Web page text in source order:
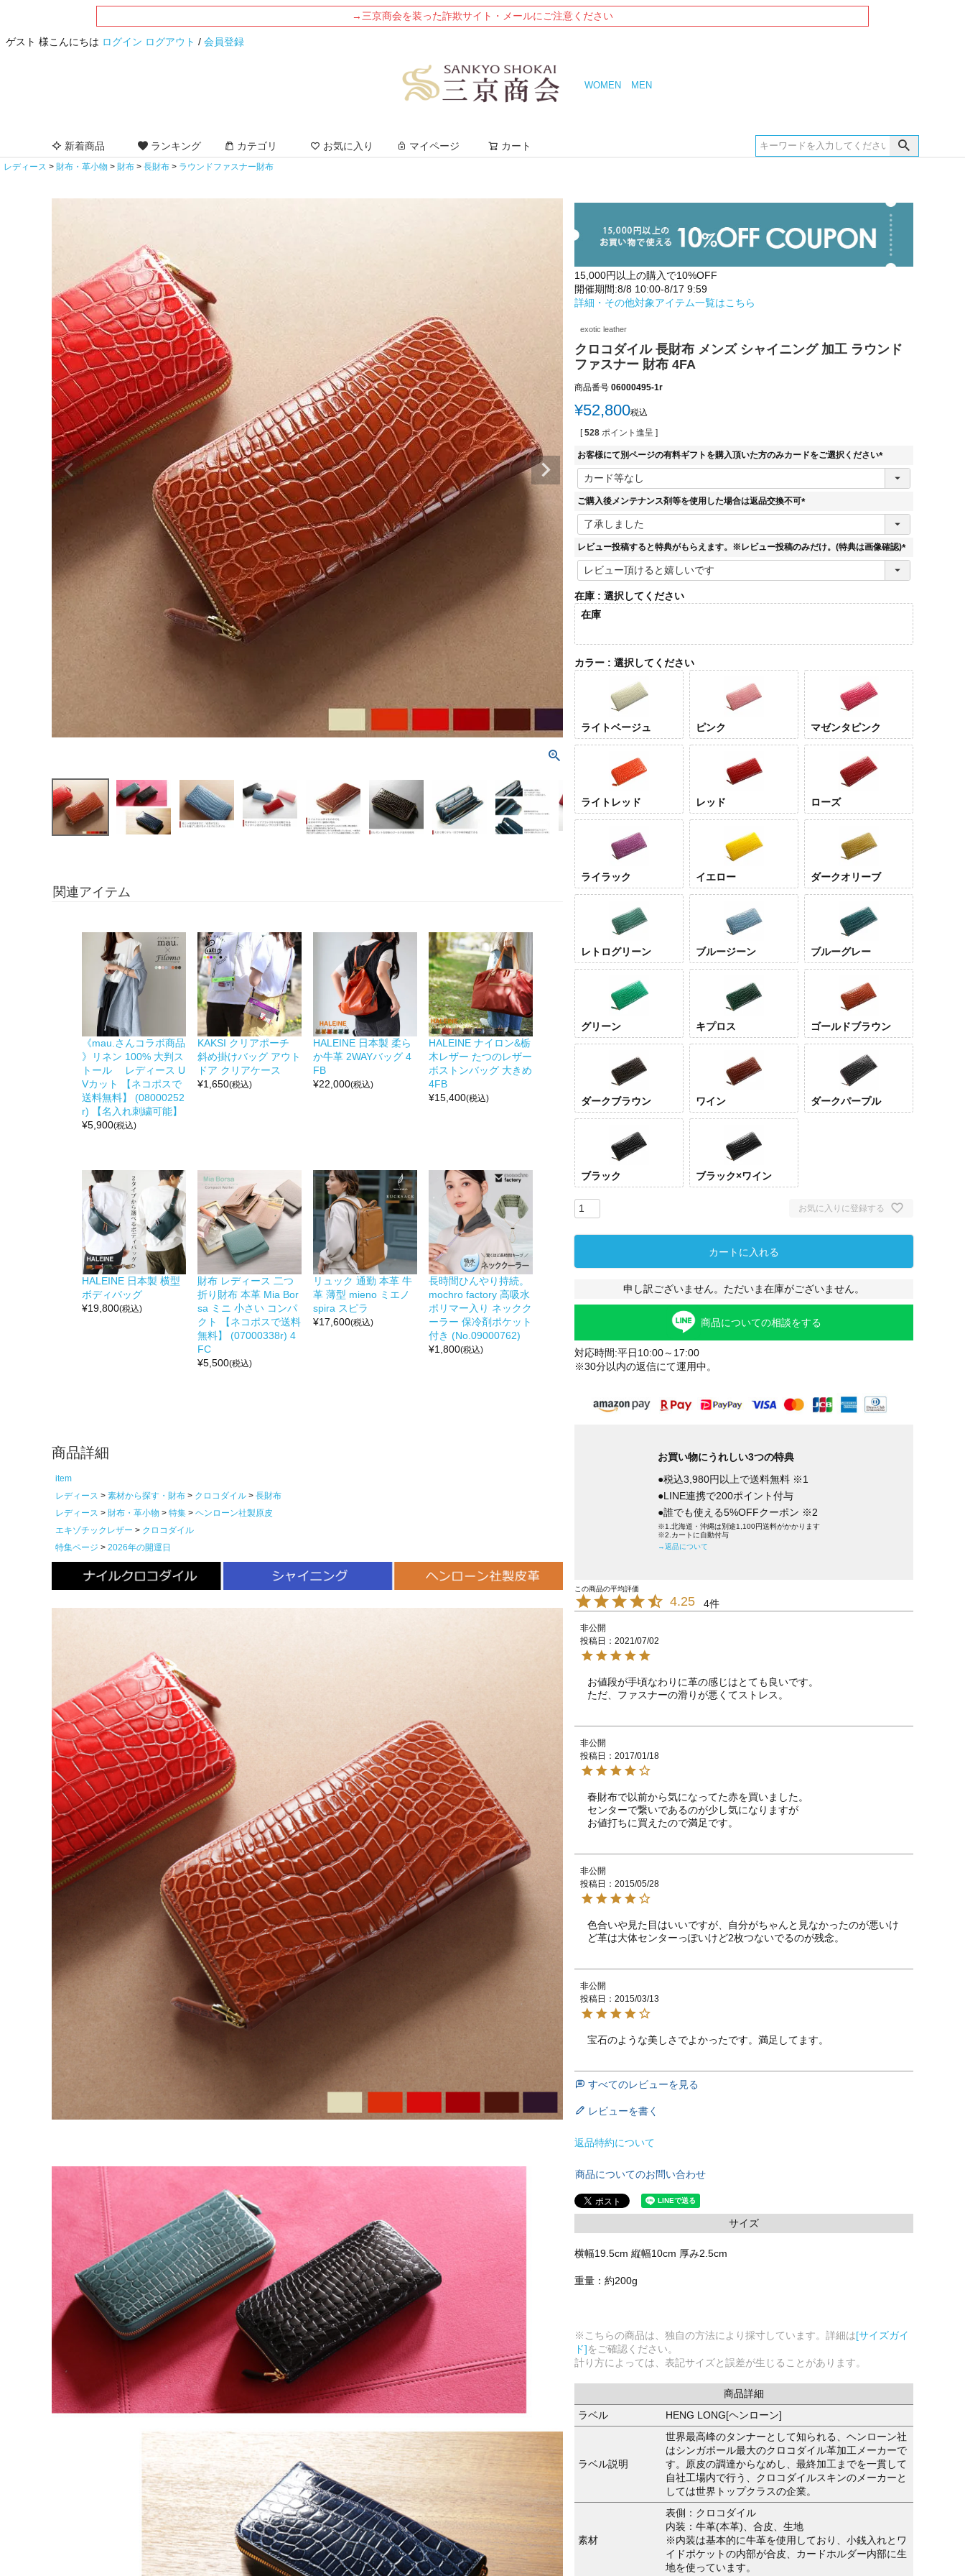
→三京商会を装った詐欺サイト・メールにご注意ください
ゲスト 様こんにちは ログイン ログアウト / 会員登録
WOMEN MEN
新着商品 ランキング カテゴリ お気に入り マイページ カート
レディース 財布・革小物 財布 長財布 ラウンドファスナー財布
関連アイテム
《mau.さんコラボ商品
》リネン 100% 大判ス
トール レディース U
Vカット 【ネコポスで
送料無料】 (08000252
r) 【名入れ刺繍可能】
¥5,900(税込)
KAKSI クリアポーチ
斜め掛けバッグ アウト
ドア クリアケース
¥1,650(税込)
HALEINE 日本製 柔ら
か牛革 2WAYバッグ 4
FB
¥22,000(税込)
HALEINE ナイロン&栃
木レザー たつのレザー
ボストンバッグ 大きめ
4FB
¥15,400(税込)
HALEINE 日本製 横型
ボディバッグ
¥19,800(税込)
財布 レディース 二つ
折り財布 本革 Mia Bor
sa ミニ 小さい コンパ
クト 【ネコポスで送料
無料】 (07000338r) 4
FC
¥5,500(税込)
リュック 通勤 本革 牛
革 薄型 mieno ミエノ
spira スピラ
¥17,600(税込)
長時間ひんやり持続。
mochro factory 高吸水
ポリマー入り ネックク
ーラー 保冷剤ポケット
付き (No.09000762)
¥1,800(税込)
商品詳細
item
レディース
素材から探す・財布 クロコダイル
長財布
レディース
財布・革小物 特集
ヘンローン社製原皮
エキゾチックレザー
クロコダイル
特集ページ
2026年の開運日
15,000円以上の購入で10%OFF
開催期間:8/8 10:00-8/17 9:59
詳細・その他対象アイテム一覧はこちら
exotic leather
クロコダイル 長財布 メンズ シャイニング 加工 ラウンド
ファスナー 財布 4FA
商品番号 06000495-1r
¥52,800税込
[ 528 ポイント進呈 ]
お客様にて別ページの有料ギフトを購入頂いた方のみカードをご選択ください
(
ご購入後メンテナンス剤等を使用した場合は返品交換不可
(
須
レビュー投稿すると特典がもらえます。※レビュー投稿のみだけ。(特典は画像確認)
(
)
在庫
選択してください
在庫
カラー 選択してください
ライトベージュ ピンク マゼンタピンク
ライトレッド レッド ローズ
ライラック イエロー ダークオリーブ
レトログリーン ブルージーン ブルーグレー
グリーン キプロス ゴールドブラウン
ダークブラウン ワイン ダークパープル
ブラック ブラック×ワイン
お気に入りに登録する
カートに入れる
申し訳ございません。ただいま在庫がございません。
商品についての相談をする
対応時間:平日10:00～17:00
※30分以内の返信にて運用中。
お買い物にうれしい3つの特典
●税込3,980円以上で送料無料 ※1
●LINE連携で200ポイント付与
●誰でも使える5%OFFクーポン ※2
※1.北海道・沖縄は別途1,100円送料がかかります
※2.カートに自動付与
→返品について
4.25 4
非公開
投稿日
2021/07/02
お値段が手頃なわりに革の感じはとても良いです。
非公開
投稿日
2017/01/18
春財布で以前から気になってた赤を買いました。
センターで繋いであるのが少し気になりますが
非公開
投稿日
2015/05/28
色合いや見た目はいいですが、自分がちゃんと見なかったのが悪いけ
ど革は大体センターっぽいけど2枚つないでるのが残念。
非公開
投稿日
2015/03/13
宝石のような美しさでよかったです。満足してます。
すべてのレビューを見る
レビューを書く
返品特約について
商品についてのお問い合わせ
サイズ
横幅19.5cm 縦幅10cm 厚み2.5cm
重量：約200g
※こちらの商品は、独自の方法により採寸しています。詳細は[サイズガイ
ド]をご確認ください。
計り方によっては、表記サイズと誤差が生じることがあります。
商品詳細
ラベル
HENG LONG[ヘンローン]
ラベル説明
世界最高峰のタンナーとして知られる、ヘンローン社
はシンガポール最大のクロコダイル革加工メーカーで
す。原皮の調達からなめし、最終加工までを一貫して
自社工場内で行う、クロコダイルスキンのメーカーと
しては世界トップクラスの企業。
素材
表側：クロコダイル
内装：牛革(本革)、合皮、生地
※内装は基本的に牛革を使用しており、小銭入れとワ
イドポケットの内部が合皮、カードホルダー内部に生
地を使っています。